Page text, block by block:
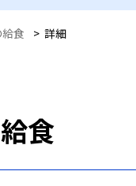
食 > 詳細
給食